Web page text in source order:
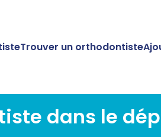
Trouver un orthodontiste
dans le